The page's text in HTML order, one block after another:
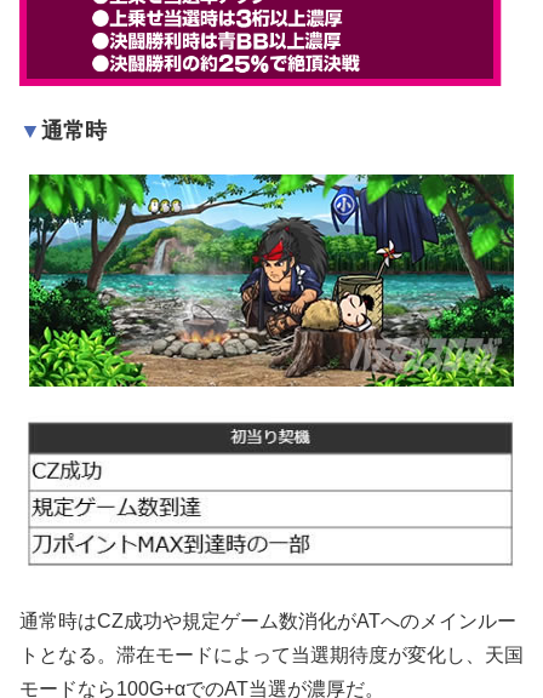
通常時
通常時はCZ成功や規定ゲーム数消化がATへのメインルー
トとなる。滞在モードによって当選期待度が変化し、天国
モードなら100G+αでのAT当選が濃厚だ。